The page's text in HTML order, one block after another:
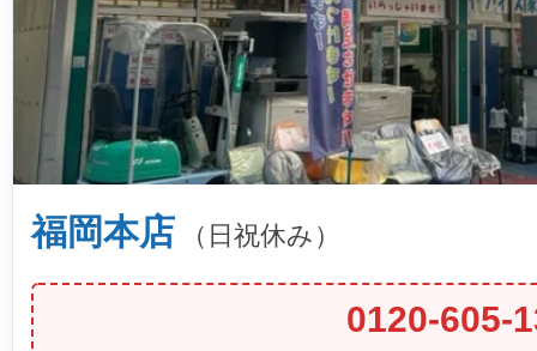
福岡本店 （日祝休み）
0120-605-